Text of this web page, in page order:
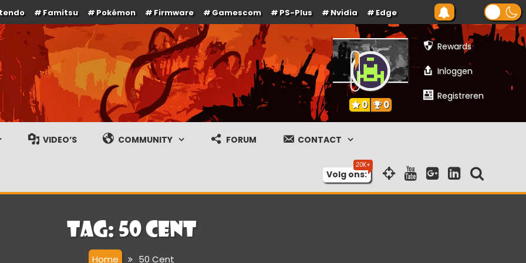
Famitsu Pokémon Firmware Gamescom PS-Plus Nvidia Edge
gameplay streams
Rewards
Inloggen
Registreren
0 0
VIDEO’S COMMUNITY FORUM CONTACT
Volg ons:
Tag: 50 Cent
Home 50 Cent